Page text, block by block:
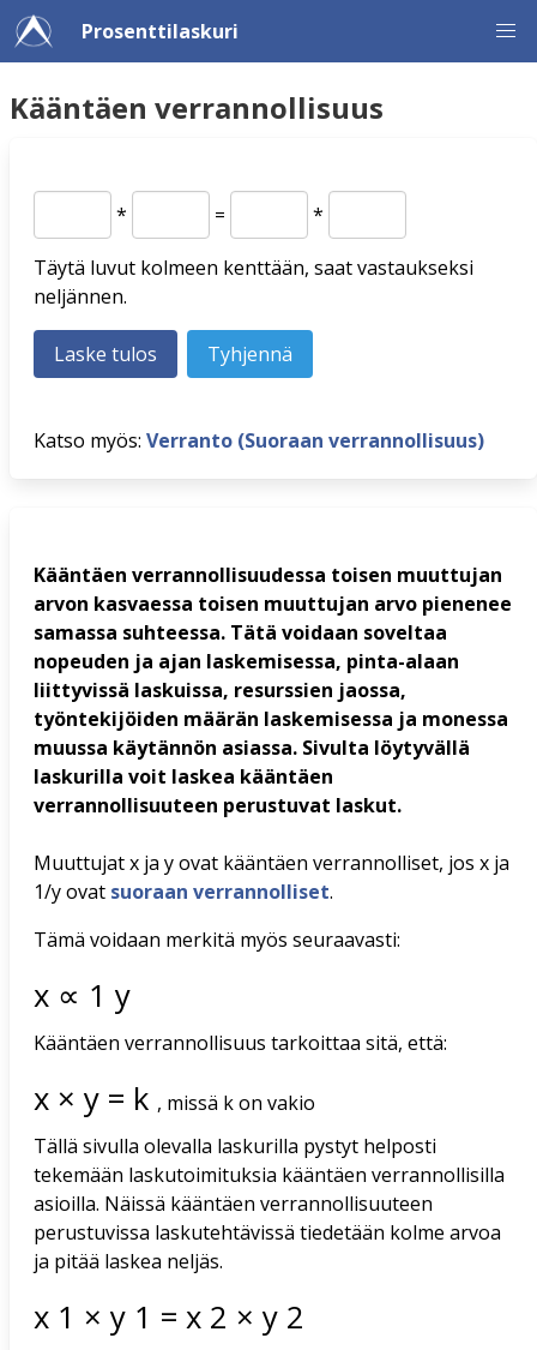
Prosenttilaskuri
Kääntäen verrannollisuus
* =
*
Täytä luvut kolmeen kenttään, saat vastaukseksi
neljännen.
Katso myös: Verranto (Suoraan verrannollisuus)
Kääntäen verrannollisuudessa toisen muuttujan
arvon kasvaessa toisen muuttujan arvo pienenee
samassa suhteessa. Tätä voidaan soveltaa
nopeuden ja ajan laskemisessa, pinta-alaan
liittyvissä laskuissa, resurssien jaossa,
työntekijöiden määrän laskemisessa ja monessa
muussa käytännön asiassa. Sivulta löytyvällä
laskurilla voit laskea kääntäen
verrannollisuuteen perustuvat laskut.
Muuttujat x ja y ovat kääntäen verrannolliset, jos x ja
1/y ovat suoraan verrannolliset.
Tämä voidaan merkitä myös seuraavasti:
x ∝ 1 y
Kääntäen verrannollisuus tarkoittaa sitä, että:
x × y = k , missä k on vakio
Tällä sivulla olevalla laskurilla pystyt helposti
tekemään laskutoimituksia kääntäen verrannollisilla
asioilla. Näissä kääntäen verrannollisuuteen
perustuvissa laskutehtävissä tiedetään kolme arvoa
ja pitää laskea neljäs.
x 1 × y 1 = x 2 × y 2